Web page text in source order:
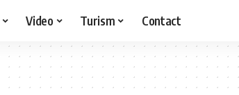
Video Turism Contact